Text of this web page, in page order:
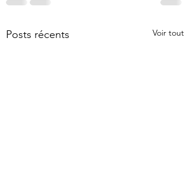
Posts récents Voir tout